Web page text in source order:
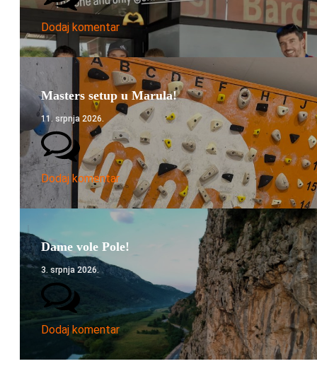
Dodaj komentar
Masters setup u Marula!
11. srpnja 2026.
Dodaj komentar
Dame vole Pole!
3. srpnja 2026.
Dodaj komentar